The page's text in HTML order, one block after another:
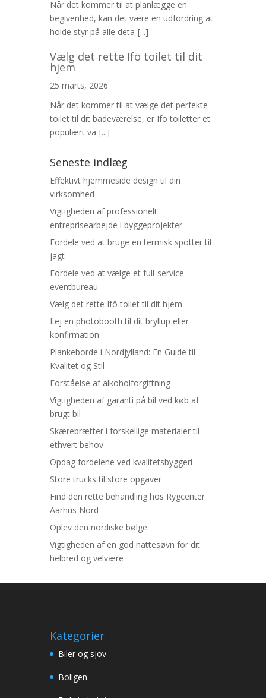
Når det kommer til at planlægge en
begivenhed, kan det være en udfordring at
holde styr på alle deta [...]
Vælg det rette Ifö toilet til dit
hjem
25 marts, 2026
Når det kommer til at vælge det perfekte
toilet til dit badeværelse, er Ifö toiletter et
populært va [...]
Seneste indlæg
Effektivt hjemmeside design til din
virksomhed
Vigtigheden af professionelt
entreprisearbejde i byggeprojekter
Fordele ved at bruge en termisk spotter til
jagt
Fordele ved at vælge et full-service
eventbureau
Vælg det rette Ifö toilet til dit hjem
Lej en photobooth til dit bryllup eller
konfirmation
Plankeborde i Nordjylland: En Guide til
Kvalitet og Stil
Forståelse af alkoholforgiftning
Vigtigheden af garanti på bil ved køb af
brugt bil
Skærebrætter i forskellige materialer til
ethvert behov
Opdag fordelene ved kvalitetsbyggeri
Store trucks til store opgaver
Find den rette behandling hos Rygcenter
Aarhus Nord
Oplev den nordiske bølge
Vigtigheden af en god nattesøvn for dit
helbred og velvære
Kategorier
Biler og sjov
Boligen